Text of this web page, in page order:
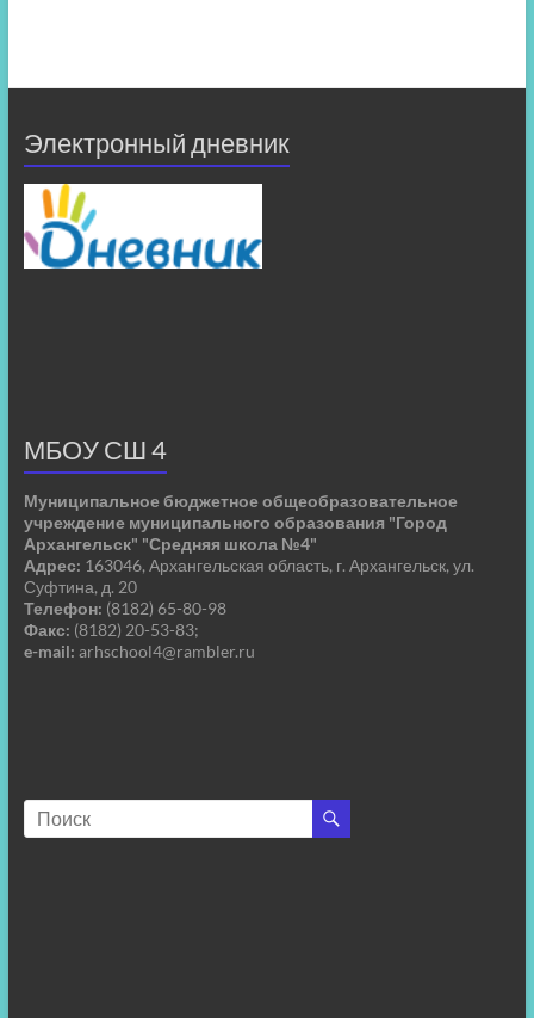
Электронный дневник
МБОУ СШ 4
Муниципальное бюджетное общеобразовательное
учреждение муниципального образования "Город
Архангельск" "Средняя школа №4"
Адрес: 163046, Архангельская область, г. Архангельск, ул.
Суфтина, д. 20
Телефон: (8182) 65-80-98
Факс: (8182) 20-53-83;
e-mail: arhschool4@rambler.ru